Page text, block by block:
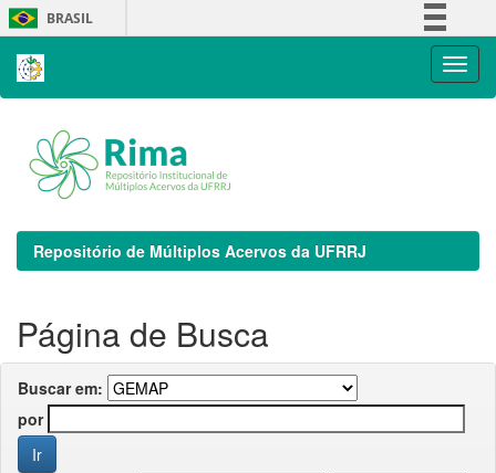
Skip
navigation
BRASIL
Repositório de Múltiplos Acervos da UFRRJ
Página de Busca
Buscar em:
por